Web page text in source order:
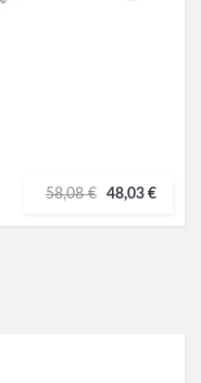
58,08 € 48,03 €